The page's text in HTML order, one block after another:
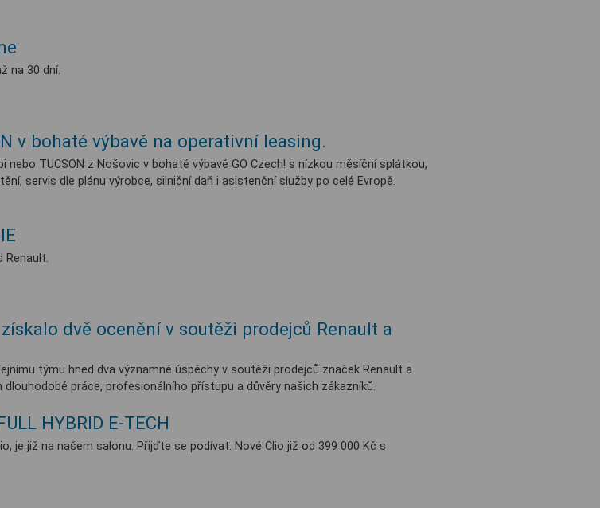
na 30 dní.
v bohaté výbavě na operativní leasing.
nebo TUCSON z Nošovic v bohaté výbavě GO Czech! s nízkou měsíční splátkou,
servis dle plánu výrobce, silniční daň i asistenční služby po celé Evropě.
Renault.
dvě ocenění v soutěži prodejců Renault a
týmu hned dva významné úspěchy v soutěži prodejců značek Renault a
dlouhodobé práce, profesionálního přístupu a důvěry našich zákazníků.
HYBRID E-TECH
je již na našem salonu. Přijďte se podívat. Nové Clio již od 399 000 Kč s